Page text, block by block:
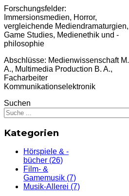
Forschungsfelder:
Immersionsmedien, Horror,
vergleichende Mediendramaturgien,
Game Studies, Medienethik und -
philosophie
Abschlüsse: Medienwissenschaft M.
A., Multimedia Production B. A.,
Facharbeiter
Kommunikationselektronik
Suchen
Kategorien
Hörspiele & -
bücher (26)
Film- &
Gamemusik (7)
Musik-Allerei (7)